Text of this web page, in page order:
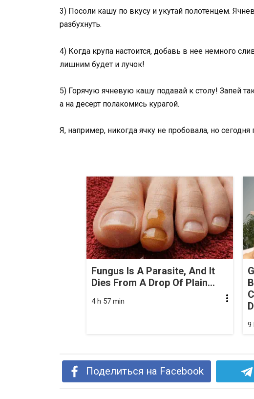
3) Посоли кашу по вкусу и укутай полотенцем.
разбухнуть.
4) Когда крупа настоится, добавь в нее немного
лишним будет и лучок!
5) Горячую ячневую кашу подавай к столу! Запей
а на десерт полакомись курагой.
Я, например, никогда ячку не пробовала, но сегодня
Fungus Is A Parasite, And It
Dies From A Drop Of Plain...
4 h 57 min
9
Поделиться на Facebook